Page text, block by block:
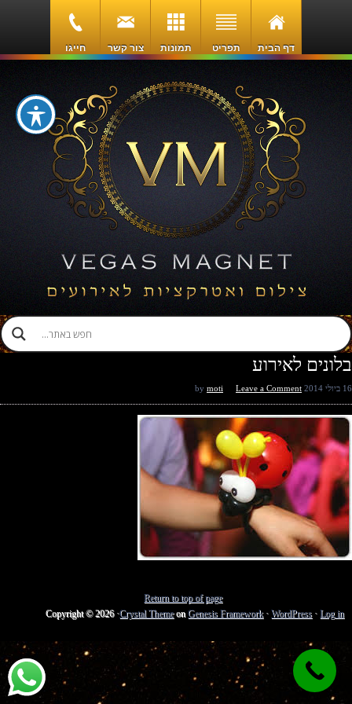
דף הבית תפריט תמונות צור קשר חייגו
בלונים לאירוע
16 ביולי 2014 moti Leave a Comment
Return to top of page
Copyright © 2026 ·Crystal ThemeonGenesis Framework· WordPress· Log in